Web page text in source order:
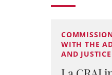
WITH THE
AND